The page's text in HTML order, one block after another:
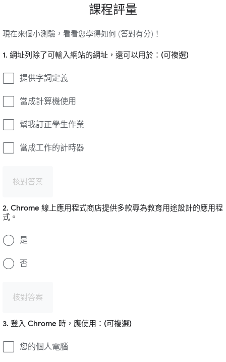
課程評量
現在來個小測驗，看看您學得如何 (答對有分)！
1. 網址列除了可輸入網站的網址，還可以用於：(可複選)
提供字詞定義
當成計算機使用
幫我訂正學生作業
當成工作的計時器
核對答案
2. Chrome 線上應用程式商店提供多款專為教育用途設計的應用程
式。
是
否
核對答案
3. 登入 Chrome 時，應使用：(可複選)
您的個人電腦